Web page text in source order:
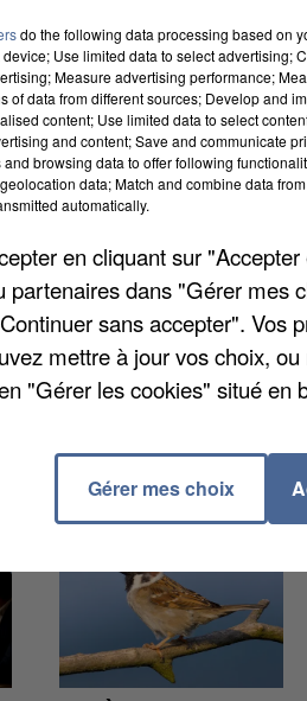
de 10h à midi.
et du bois Brûlet. Ce
et des pinces vous
commune. Vous pouvez
do the following data processing based on
Use limited data to select advertising;
Measure advertising performance;
of data from different sources; Develop and
content; Use limited data to select
and content; Save and communicate
browsing data to offer following
data; Match and combine data
automatically.
en cliquant sur
partenaires dans "Gérer mes
sans accepter". Vos
mettre à jour vos choix,
"Gérer les cookies" situé en
Gérer mes choix